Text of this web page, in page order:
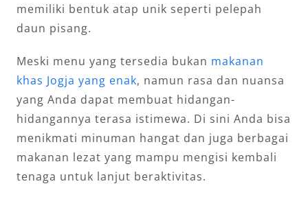
memiliki bentuk atap unik seperti pelepah
daun pisang.
Meski menu yang tersedia bukan makanan
khas Jogja yang enak, namun rasa dan nuansa
yang Anda dapat membuat hidangan-
hidangannya terasa istimewa. Di sini Anda bisa
menikmati minuman hangat dan juga berbagai
makanan lezat yang mampu mengisi kembali
tenaga untuk lanjut beraktivitas.